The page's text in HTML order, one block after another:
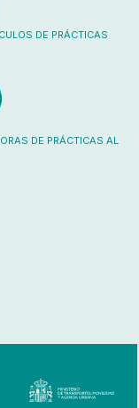
DE PRÁCTICAS
DE PRÁCTICAS AL